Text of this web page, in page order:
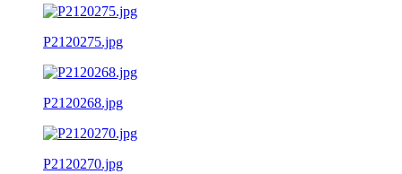
P2120275.jpg
P2120268.jpg
P2120270.jpg